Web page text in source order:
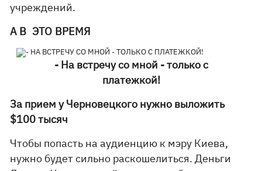
учреждений.
А В ЭТО ВРЕМЯ
- На встречу со мной - только с
платежкой!
За прием у Черновецкого нужно выложить
$100 тысяч
Чтобы попасть на аудиенцию к мэру Киева,
нужно будет сильно раскошелиться. Деньги